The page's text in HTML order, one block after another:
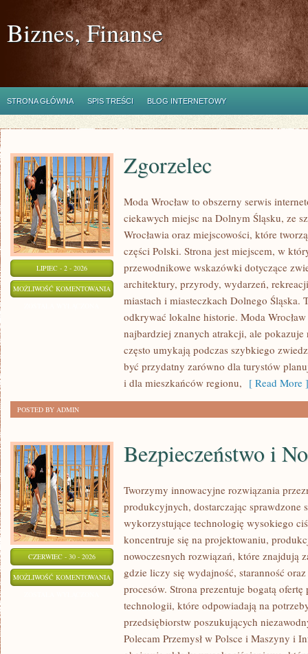
Biznes, Finanse
STRONA GŁÓWNA SPIS TREŚCI BLOG INTERNETOWY
LIPIEC - 2 - 2026
MOŻLIWOŚĆ KOMENTOWANIA ZGORZELEC
Zgorzelec
Moda Wrocław to obszerny serwis
ciekawych miejsc na Dolnym Śląsku, ze
Wrocławia oraz miejscowości, które
części Polski. Strona jest miejscem, w
przewodnikowe wskazówki dotyczące
architektury, przyrody, wydarzeń,
miastach i miasteczkach Dolnego Śląska.
odkrywać lokalne historie. Moda
najbardziej znanych atrakcji, ale
często umykają podczas szybkiego
być przydatny zarówno dla turystów
i dla mieszkańców regionu, [ Read More ]
POSTED BY ADMIN
CZERWIEC - 30 - 2026
MOŻLIWOŚĆ KOMENTOWANIA BEZPIECZEŃSTWO
NORMY
Bezpieczeństwo i
Tworzymy innowacyjne rozwiązania
produkcyjnych, dostarczając sprawdzone
wykorzystujące technologię wysokiego
koncentruje się na projektowaniu,
nowoczesnych rozwiązań, które znajdują
gdzie liczy się wydajność, staranność
procesów. Strona prezentuje bogatą ofertę
technologii, które odpowiadają na
przedsiębiorstw poszukujących
Polecam Przemysł w Polsce i Maszyny i